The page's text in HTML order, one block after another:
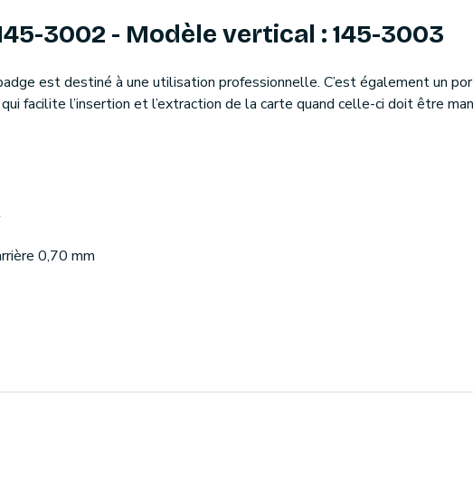
3002 - Modèle vertical : 145-3003
est destiné à une utilisation professionnelle. C’est également un
facilite l’insertion et l’extraction de la carte quand celle-ci doit être
0,70 mm